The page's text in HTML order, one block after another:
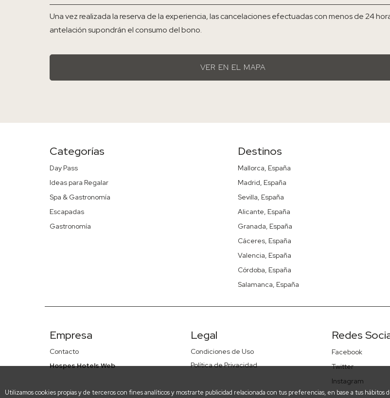
Utilizamos cookies propias y de terceros con fines analíticos y mostrarte publicidad relacionada con tus preferencias, en base a tus hábitos
Una vez realizada la reserva de la experiencia, las cancelaciones efectuadas con menos de 24
antelación supondrán el consumo del bono.
VER EN EL MAPA
Categorías
Day Pass
Ideas para Regalar
Spa & Gastronomía
Escapadas
Gastronomía
Destinos
Mallorca, España
Madrid, España
Sevilla, España
Alicante, España
Granada, España
Cáceres, España
Valencia, España
Córdoba, España
Salamanca, España
Empresa
Contacto
Hospes Hotels Web
Legal
Condiciones de Uso
Política de Privacidad
Redes
Facebook
Twitter
Instagram